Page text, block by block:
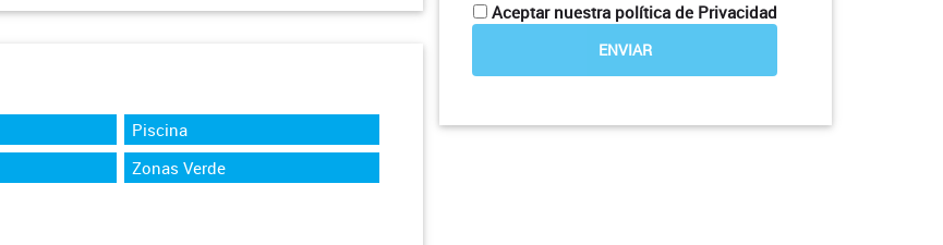
Piscina
Zonas Verde
Aceptar nuestra política de Privacidad